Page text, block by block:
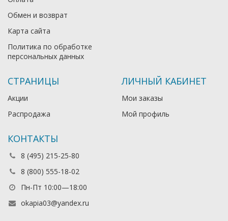
Обмен и возврат
Карта сайта
Политика по обработке
персональных данных
СТРАНИЦЫ
Акции
Распродажа
ЛИЧНЫЙ КАБИНЕТ
Мои заказы
Мой профиль
КОНТАКТЫ
8 (495) 215-25-80
8 (800) 555-18-02
Пн-Пт 10:00—18:00
okapia03@yandex.ru